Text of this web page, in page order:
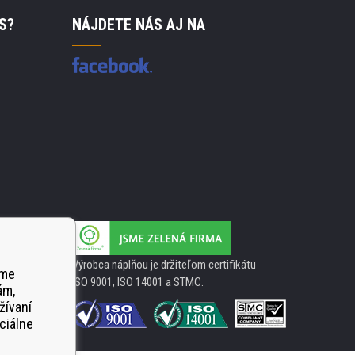
NÁJDETE NÁS AJ NA
Výrobca náplňou je držiteľom certifikátu
ISO 9001, ISO 14001 a STMC.